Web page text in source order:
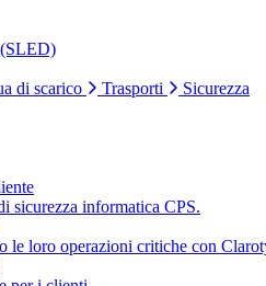
(SLED)
di scarico Trasporti
Sicurezza
sicurezza informatica CPS.
le loro operazioni critiche con